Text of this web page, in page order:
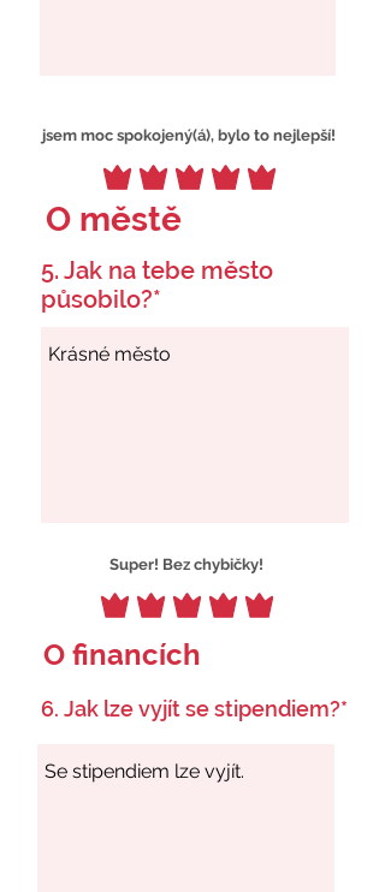
jsem moc spokojený(á), bylo to nejlepší!
O městě
5. Jak na tebe město
působilo?*
Super! Bez chybičky!
O financích
6. Jak lze vyjít se stipendiem?*